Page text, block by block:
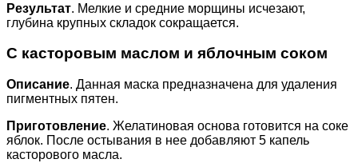
Результат. Мелкие и средние морщины исчезают,
глубина крупных складок сокращается.
С касторовым маслом и яблочным соком
Описание. Данная маска предназначена для удаления
пигментных пятен.
Приготовление. Желатиновая основа готовится на соке
яблок. После остывания в нее добавляют 5 капель
касторового масла.